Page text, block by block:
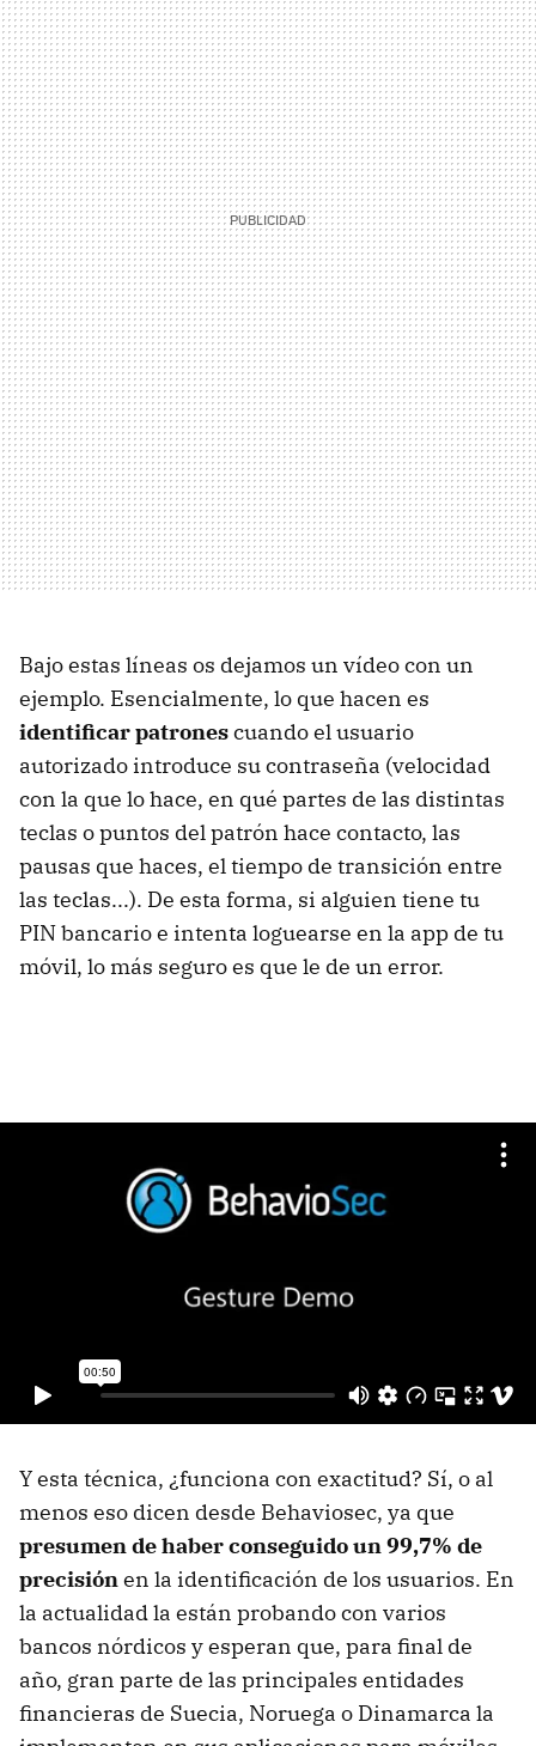
Bajo estas líneas os dejamos un vídeo con un
ejemplo. Esencialmente, lo que hacen es
identificar patronescuando el usuario
autorizado introduce su contraseña (velocidad
con la que lo hace, en qué partes de las distintas
teclas o puntos del patrón hace contacto, las
pausas que haces, el tiempo de transición entre
las teclas...). De esta forma, si alguien tiene tu
PIN bancario e intenta loguearse en la app de tu
móvil, lo más seguro es que le de un error.
Y esta técnica, ¿funciona con exactitud? Sí, o al
menos eso dicen desde Behaviosec, ya que
presumen de haber conseguido un 99,7% de
precisiónen la identificación de los usuarios. En
la actualidad la están probando con varios
bancos nórdicos y esperan que, para final de
año, gran parte de las principales entidades
financieras de Suecia, Noruega o Dinamarca la